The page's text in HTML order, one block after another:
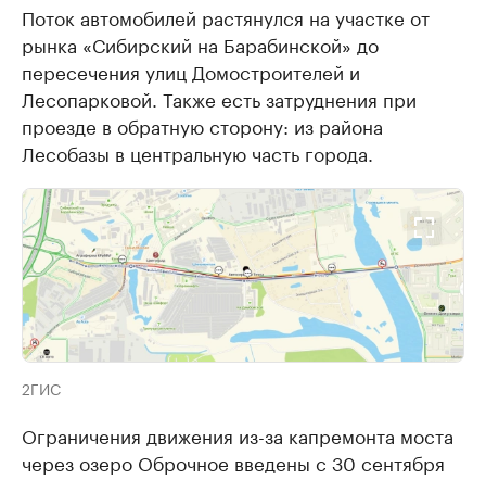
Поток автомобилей растянулся на участке от
рынка «Сибирский на Барабинской» до
пересечения улиц Домостроителей и
Лесопарковой. Также есть затруднения при
проезде в обратную сторону: из района
Лесобазы в центральную часть города.
2ГИС
Ограничения движения из-за капремонта моста
через озеро Оброчное введены с 30 сентября